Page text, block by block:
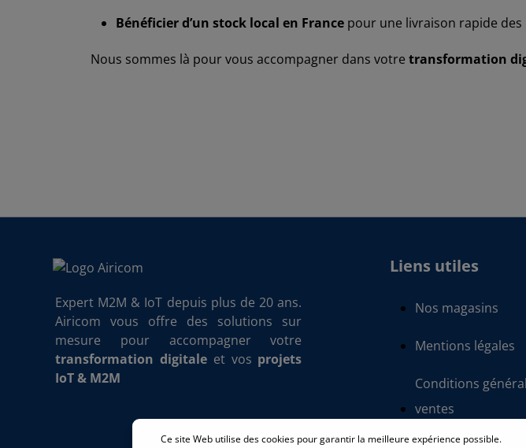
Bénéficier d’un stock local en France pour une livraison rapide des
Nous sommes là pour vous accompagner dans votre transformation
Expert M2M & IoT depuis plus de 20 ans.
Airicom vous offre des solutions sur
mesure pour accompagner votre
transformation digitaleet vos projets
IoT & M2M
Liens utiles
Nos magasins
Mentions légales
Conditions
ventes
Ce site Web utilise des cookies pour garantir la meilleure expérience possible.